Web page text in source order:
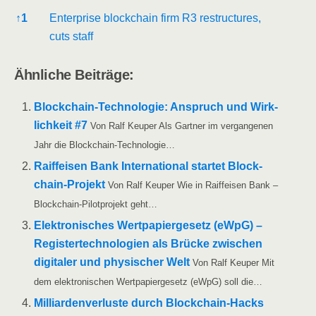
Refe­ren­ces
↑1
Enter­pri­se block­chain firm R3 res­truc­tures,
cuts staff
Ähn­li­che Beiträge:
Block­chain-Tech­­no­­lo­­gie: Anspruch und Wirk­
lich­keit #7 Von Ralf Keu­per Als Gart­ner im ver­gan­ge­nen
Jahr die Blockchain-Technologie…
Raiff­ei­sen Bank Inter­na­tio­nal star­tet Block­
chain-Pro­jekt Von Ralf Keu­per Wie in Raiff­ei­sen Bank –
Block­chain-Pilo­t­­pro­­jekt geht…
Elek­tro­ni­sches Wert­pa­pier­ge­setz (eWpG) –
Regis­ter­tech­no­lo­gien als Brü­cke zwi­schen
digi­ta­ler und phy­si­scher Welt Von Ralf Keu­per Mit
dem elek­tro­ni­schen Wert­pa­pier­ge­setz (eWpG) soll die…
Mil­li­ar­den­ver­lus­te durch Block­chain-Hacks